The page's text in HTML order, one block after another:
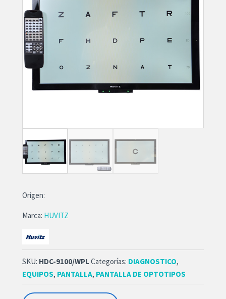
Origen:
Marca: HUVITZ
SKU: HDC-9100/WPL Categorías: DIAGNOSTICO,
EQUIPOS, PANTALLA, PANTALLA DE OPTOTIPOS